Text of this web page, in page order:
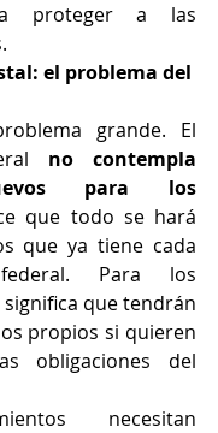
proteger a las
el problema del
grande. El
no contempla
para los
que todo se hará
que ya tiene cada
federal. Para los
que tendrán
propios si quieren
obligaciones del
necesitan